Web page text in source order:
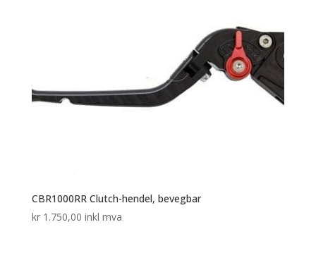
CBR1000RR Clutch-hendel, bevegbar
kr1.750,00 inkl mva